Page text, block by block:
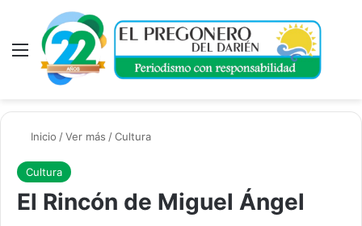
Menú
Inicio /Ver más /Cultura
Cultura
El Rincón de Miguel Ángel